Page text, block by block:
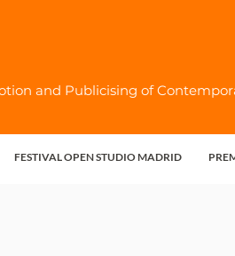
and Publicising of
FESTIVAL OPEN STUDIO MADRID